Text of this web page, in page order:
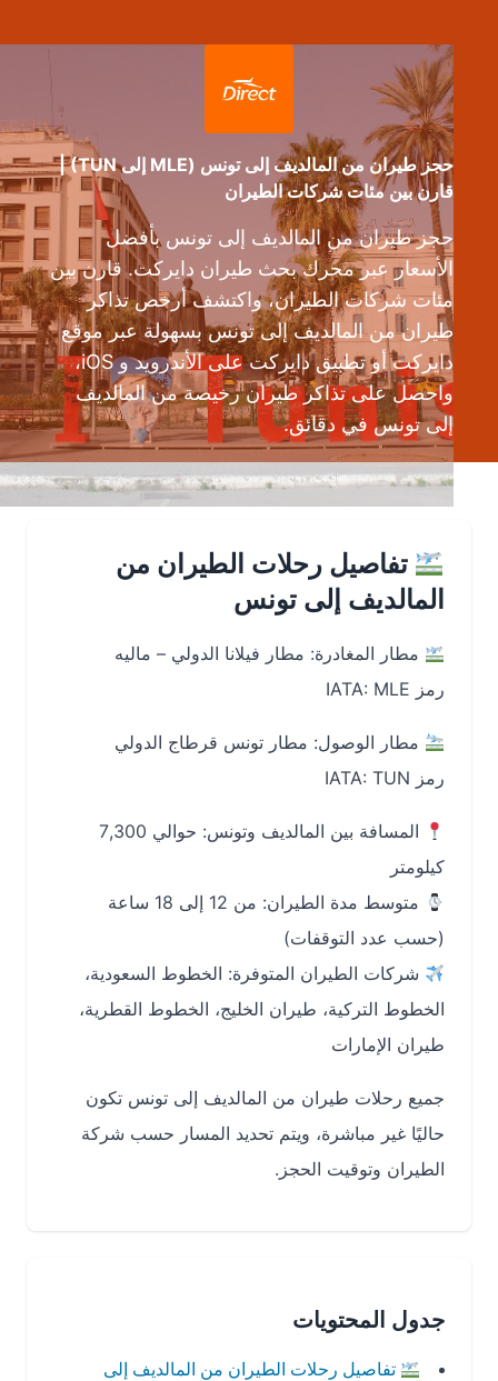
حجز طيران من المالديف إلى تونس (MLE إلى TUN) |
قارن بين مئات شركات الطيران
حجز طيران من المالديف إلى تونس بأفضل
الأسعار عبر محرك بحث طيران دايركت. قارن بين
مئات شركات الطيران، واكتشف أرخص تذاكر
طيران من المالديف إلى تونس بسهولة عبر موقع
دايركت أو تطبيق دايركت على الأندرويد و iOS،
واحصل على تذاكر طيران رخيصة من المالديف
إلى تونس في دقائق.
تفاصيل رحلات الطيران من
المالديف إلى تونس
مطار المغادرة: مطار فيلانا الدولي – ماليه
مطار الوصول: مطار تونس قرطاج الدولي
المسافة بين المالديف وتونس: حوالي 7,300
كيلومتر
متوسط مدة الطيران: من 12 إلى 18 ساعة
(حسب عدد التوقفات)
شركات الطيران المتوفرة: الخطوط السعودية،
الخطوط التركية، طيران الخليج، الخطوط القطرية،
طيران الإمارات
جميع رحلات طيران من المالديف إلى تونس تكون
حاليًا غير مباشرة، ويتم تحديد المسار حسب شركة
الطيران وتوقيت الحجز.
جدول المحتويات
تفاصيل رحلات الطيران من المالديف إلى